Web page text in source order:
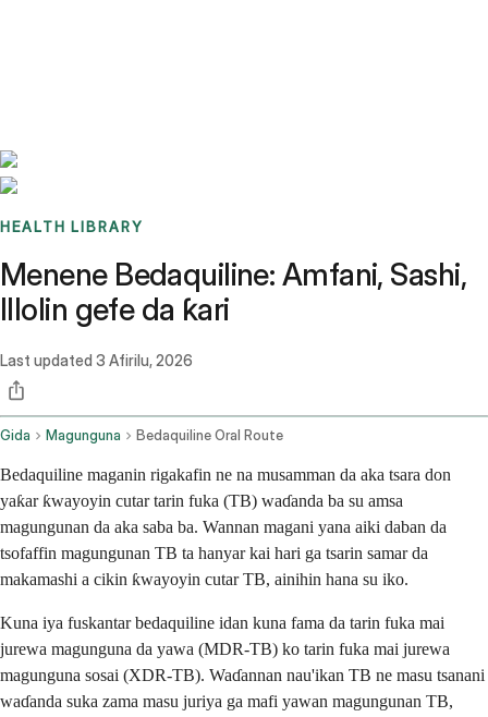
HEALTH LIBRARY
Menene Bedaquiline: Amfani, Sashi,
Illolin gefe da ƙari
Last updated 3 Afirilu, 2026
Gida Magunguna Bedaquiline Oral Route
Bedaquiline maganin rigakafin ne na musamman da aka tsara don
yaƙar ƙwayoyin cutar tarin fuka (TB) waɗanda ba su amsa
magungunan da aka saba ba. Wannan magani yana aiki daban da
tsofaffin magungunan TB ta hanyar kai hari ga tsarin samar da
makamashi a cikin ƙwayoyin cutar TB, ainihin hana su iko.
Kuna iya fuskantar bedaquiline idan kuna fama da tarin fuka mai
jurewa magunguna da yawa (MDR-TB) ko tarin fuka mai jurewa
magunguna sosai (XDR-TB). Waɗannan nau'ikan TB ne masu tsanani
waɗanda suka zama masu juriya ga mafi yawan magungunan TB,